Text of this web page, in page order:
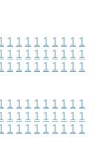
1 1 1 1 1 1 1 1 1
1 1 1 1 1 1 1 1 1
1 1 1 1 1 1 1 1 1
1 1 1 1 1 1 1 1 1
1 1 1 1 1 1 1 1 1
1 1 1 1 1 1 1 1 1